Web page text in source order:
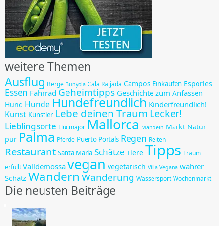
weitere Themen
Ausflug Berge Bunyola Cala Ratjada Campos Einkaufen Esporles
Essen Fahrrad Geheimtipps Geschichte zum Anfassen
Hund Hunde Hundefreundlich Kinderfreundlich!
Kunst Künstler Lebe deinen Traum Lecker!
Lieblingsorte Llucmajor Mallorca Mandeln Markt Natur
pur Palma Pferde Puerto Portals Regen Reiten
Restaurant Santa Maria Schätze Tiere Tipps Traum
erfüllt Valldemossa vegan vegetarisch Villa Vegana wahrer
Schatz Wandern Wanderung Wassersport Wochenmarkt
Die neusten Beiträge